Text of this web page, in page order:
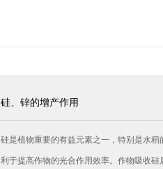
硅、锌的增产作用
硅是植物重要的有益元素之一，特别是水
利于提高作物的光合作用效率。作物吸收